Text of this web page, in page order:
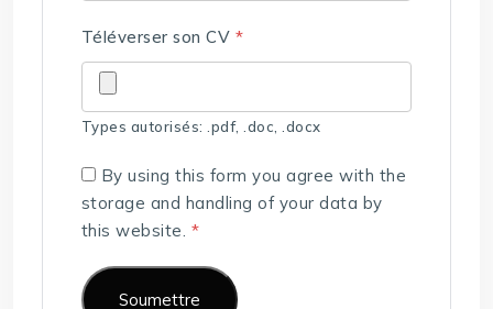
Téléverser son CV *
Types autorisés: .pdf, .doc, .docx
By using this form you agree with the
storage and handling of your data by
this website. *